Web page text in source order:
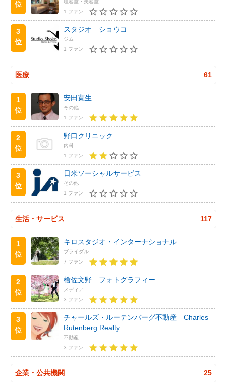
位
1 ファン
3
位
スタジオ ショウコ
ジム
1 ファン
医療 61
1
位
安田寛生
その他
1 ファン
2
位
野口クリニック
内科
1 ファン
3
位
日米ソーシャルサービス
その他
1 ファン
生活・サービス 117
1
位
キロスタジオ・インターナショナル
ブライダル
7 ファン
2
位
檜佐文野 フォトグラフィー
メディア
3 ファン
3
位
チャールズ・ルーテンバーグ不動産 Charles
Rutenberg Realty
不動産
3 ファン
企業・公共機関 25